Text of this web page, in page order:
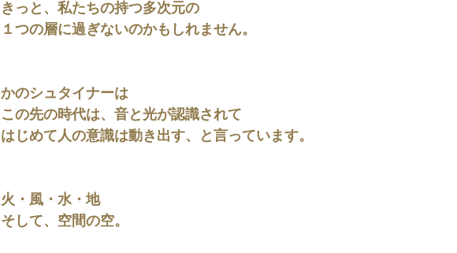
きっと、私たちの持つ多次元の
１つの層に過ぎないのかもしれません。
かのシュタイナーは
この先の時代は、音と光が認識されて
はじめて人の意識は動き出す、と言っています。
火・風・水・地
そして、空間の空。